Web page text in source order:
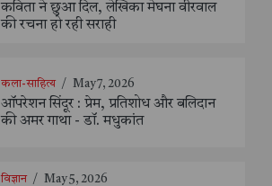
कविता ने छुआ दिल, लेखिका मेघना वीरवाल
की रचना हो रही सराही
कला-साहित्य / May 7, 2026
ऑपरेशन सिंदूर : प्रेम, प्रतिशोध और बलिदान
की अमर गाथा - डॉ. मधुकांत
विज्ञान / May 5, 2026